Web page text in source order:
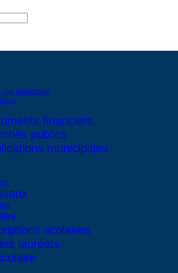
municipale
financiers
publics
municipales
scolaires
lauréats